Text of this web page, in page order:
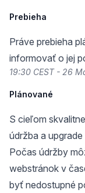
Prebieha
Práve prebieha
informovať o jej
19:30 CEST - 26
Plánované
S cieľom
údržba a
Počas údržby
webstránok v
byť nedostupné